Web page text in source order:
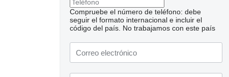
Solicitar fotos
Compruebe el número de teléfono: debe
seguir el formato internacional e incluir el
código del país. No trabajamos con este país